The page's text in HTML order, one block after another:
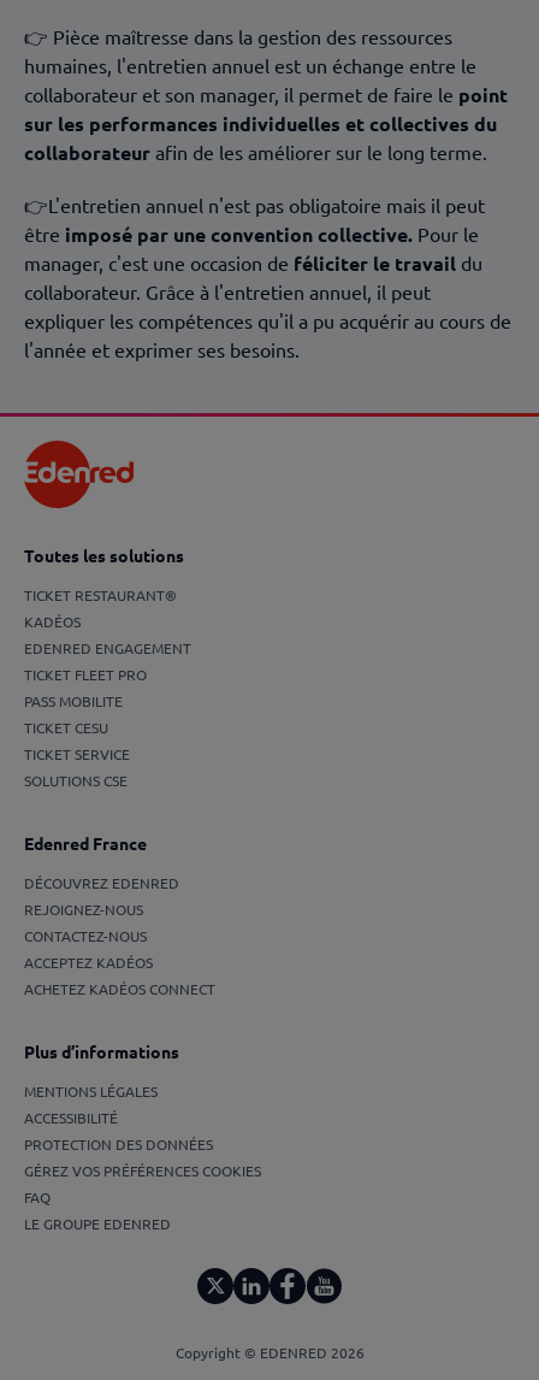
👉 Pièce maîtresse dans la gestion des ressources
humaines, l'entretien annuel est un échange entre le
collaborateur et son manager, il permet de faire le point
sur les performances individuelles et collectives du
collaborateur afin de les améliorer sur le long terme.
👉L'entretien annuel n'est pas obligatoire mais il peut
être imposé par une convention collective. Pour le
manager, c'est une occasion de féliciter le travail du
collaborateur. Grâce à l'entretien annuel, il peut
expliquer les compétences qu'il a pu acquérir au cours de
l'année et exprimer ses besoins.
Toutes les solutions
TICKET RESTAURANT®
KADÉOS
EDENRED ENGAGEMENT
TICKET FLEET PRO
PASS MOBILITE
TICKET CESU
TICKET SERVICE
SOLUTIONS CSE
Edenred France
DÉCOUVREZ EDENRED
REJOIGNEZ-NOUS
CONTACTEZ-NOUS
ACCEPTEZ KADÉOS
ACHETEZ KADÉOS CONNECT
Plus d’informations
MENTIONS LÉGALES
ACCESSIBILITÉ
PROTECTION DES DONNÉES
GÉREZ VOS PRÉFÉRENCES COOKIES
FAQ
LE GROUPE EDENRED
Copyright © EDENRED 2026